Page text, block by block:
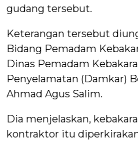
gudang tersebut.
Keterangan tersebut
Bidang Pemadam
Dinas Pemadam
Penyelamatan (Damkar)
Ahmad Agus Salim.
Dia menjelaskan,
kontraktor itu